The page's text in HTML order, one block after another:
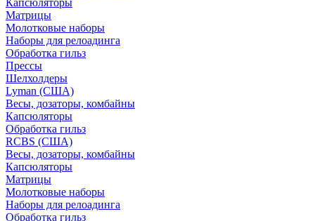
Капсюляторы
Матрицы
Молотковые наборы
Наборы для релоадинга
Обработка гильз
Преcсы
Шелхолдеры
Lyman (США)
Весы, дозаторы, комбайны
Капсюляторы
Обработка гильз
RCBS (США)
Весы, дозаторы, комбайны
Капсюляторы
Матрицы
Молотковые наборы
Наборы для релоадинга
Обработка гильз